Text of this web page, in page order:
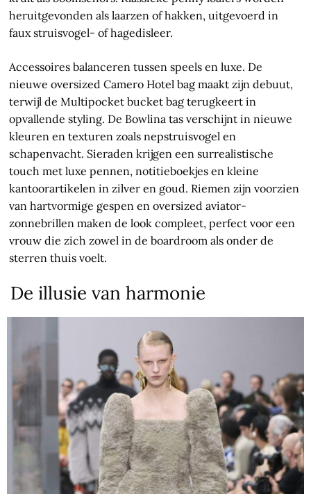
heruitgevonden als laarzen of hakken, uitgevoerd in
faux struisvogel- of hagedisleer.
Accessoires balanceren tussen speels en luxe. De
nieuwe oversized Camero Hotel bag maakt zijn debuut,
terwijl de Multipocket bucket bag terugkeert in
opvallende styling. De Bowlina tas verschijnt in nieuwe
kleuren en texturen zoals nepstruisvogel en
schapenvacht. Sieraden krijgen een surrealistische
touch met luxe pennen, notitieboekjes en kleine
kantoorartikelen in zilver en goud. Riemen zijn voorzien
van hartvormige gespen en oversized aviator-
zonnebrillen maken de look compleet, perfect voor een
vrouw die zich zowel in de boardroom als onder de
sterren thuis voelt.
De illusie van harmonie